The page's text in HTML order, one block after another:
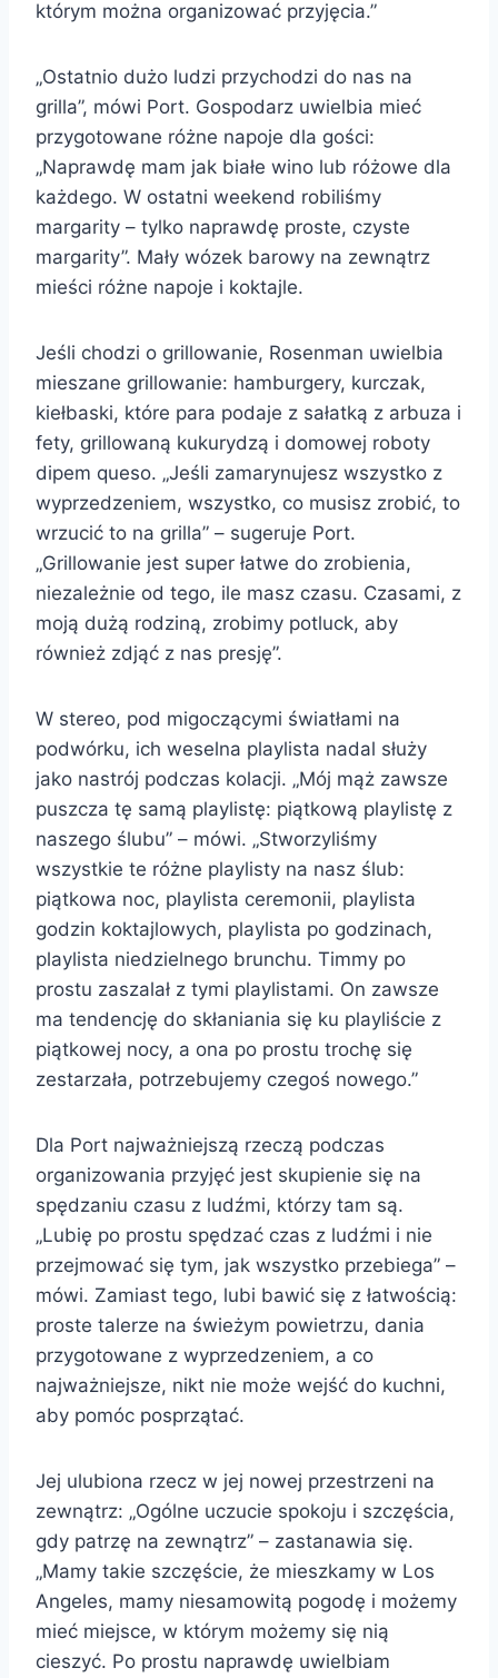
którym można organizować przyjęcia.”
„Ostatnio dużo ludzi przychodzi do nas na
grilla”, mówi Port. Gospodarz uwielbia mieć
przygotowane różne napoje dla gości:
„Naprawdę mam jak białe wino lub różowe dla
każdego. W ostatni weekend robiliśmy
margarity – tylko naprawdę proste, czyste
margarity”. Mały wózek barowy na zewnątrz
mieści różne napoje i koktajle.
Jeśli chodzi o grillowanie, Rosenman uwielbia
mieszane grillowanie: hamburgery, kurczak,
kiełbaski, które para podaje z sałatką z arbuza i
fety, grillowaną kukurydzą i domowej roboty
dipem queso. „Jeśli zamarynujesz wszystko z
wyprzedzeniem, wszystko, co musisz zrobić, to
wrzucić to na grilla” – sugeruje Port.
„Grillowanie jest super łatwe do zrobienia,
niezależnie od tego, ile masz czasu. Czasami, z
moją dużą rodziną, zrobimy potluck, aby
również zdjąć z nas presję”.
W stereo, pod migoczącymi światłami na
podwórku, ich weselna playlista nadal służy
jako nastrój podczas kolacji. „Mój mąż zawsze
puszcza tę samą playlistę: piątkową playlistę z
naszego ślubu” – mówi. „Stworzyliśmy
wszystkie te różne playlisty na nasz ślub:
piątkowa noc, playlista ceremonii, playlista
godzin koktajlowych, playlista po godzinach,
playlista niedzielnego brunchu. Timmy po
prostu zaszalał z tymi playlistami. On zawsze
ma tendencję do skłaniania się ku playliście z
piątkowej nocy, a ona po prostu trochę się
zestarzała, potrzebujemy czegoś nowego.”
Dla Port najważniejszą rzeczą podczas
organizowania przyjęć jest skupienie się na
spędzaniu czasu z ludźmi, którzy tam są.
„Lubię po prostu spędzać czas z ludźmi i nie
przejmować się tym, jak wszystko przebiega” –
mówi. Zamiast tego, lubi bawić się z łatwością:
proste talerze na świeżym powietrzu, dania
przygotowane z wyprzedzeniem, a co
najważniejsze, nikt nie może wejść do kuchni,
aby pomóc posprzątać.
Jej ulubiona rzecz w jej nowej przestrzeni na
zewnątrz: „Ogólne uczucie spokoju i szczęścia,
gdy patrzę na zewnątrz” – zastanawia się.
„Mamy takie szczęście, że mieszkamy w Los
Angeles, mamy niesamowitą pogodę i możemy
mieć miejsce, w którym możemy się nią
cieszyć. Po prostu naprawdę uwielbiam